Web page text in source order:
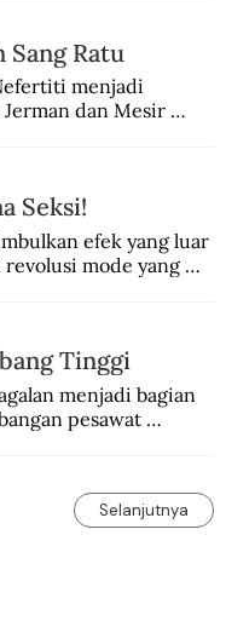
Ratu
menjadi
dan Mesir
Seksi!
efek yang luar
mode yang
Tinggi
menjadi bagian
pesawat
Selanjutnya